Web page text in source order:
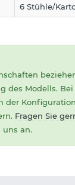
6 Stühle/
des Modells.
der
Fragen Sie
an.